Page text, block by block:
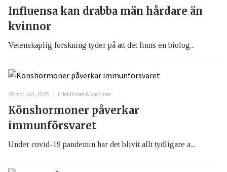
Influensa kan drabba män hårdare än
kvinnor
Vetenskaplig forskning tyder på att det finns en biolog...
20 februari, 2025 Infektioner & Vacciner
Könshormoner påverkar
immunförsvaret
Under covid-19 pandemin har det blivit allt tydligare a...